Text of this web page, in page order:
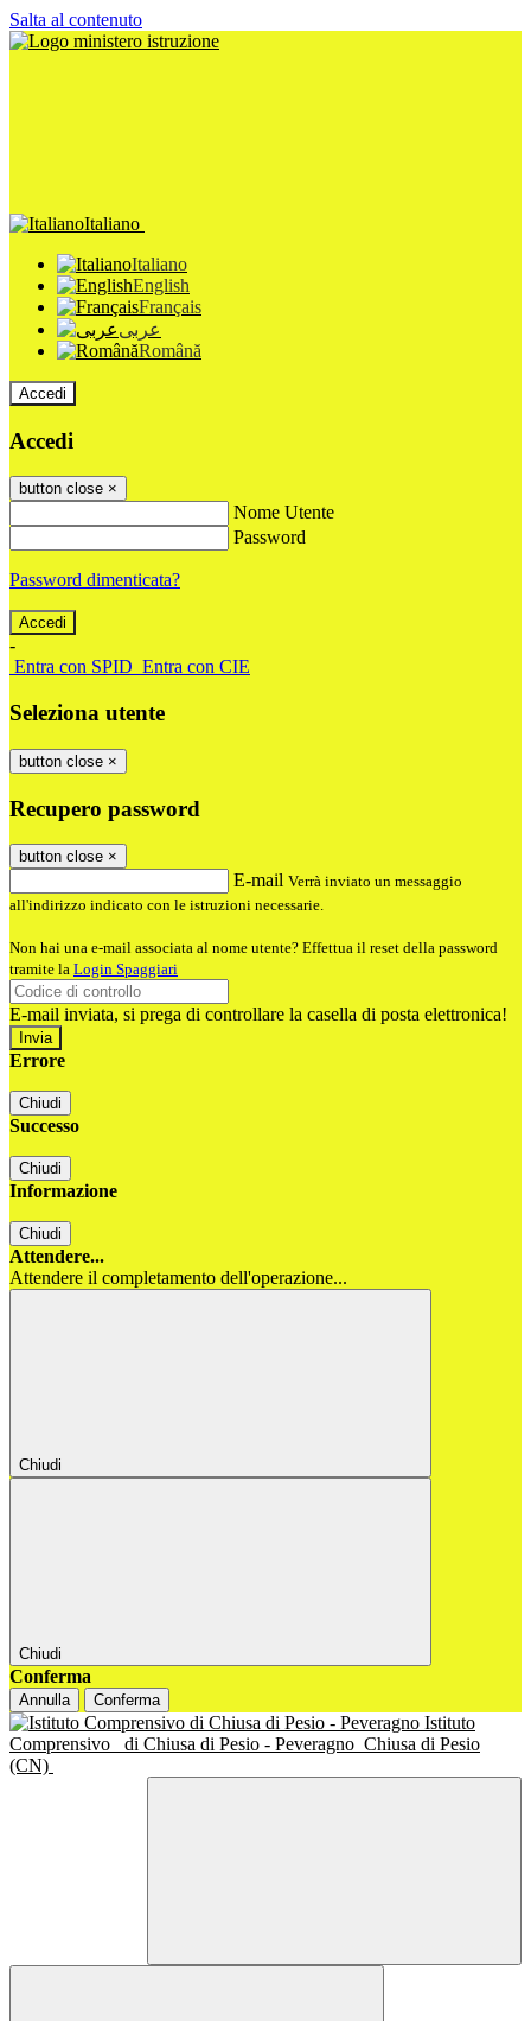
Salta al contenuto
Italiano
Italiano
English
Français
عربى
Română
Accedi
Accedi
button close ×
Nome Utente
Password
Password dimenticata?
-
Entra con SPID Entra con CIE
Seleziona utente
button close ×
Recupero password
button close ×
E-mail Verrà inviato un messaggio
all'indirizzo indicato con le istruzioni necessarie.
Non hai una e-mail associata al nome utente? Effettua il reset della password
tramite la Login Spaggiari
E-mail inviata, si prega di controllare la casella di posta elettronica!
Errore
Chiudi
Successo
Chiudi
Informazione
Chiudi
Attendere...
Attendere il completamento dell'operazione...
Chiudi
Chiudi
Conferma
Annulla Conferma
Istituto
Comprensivo
di Chiusa di Pesio - Peveragno Chiusa di Pesio
(CN)